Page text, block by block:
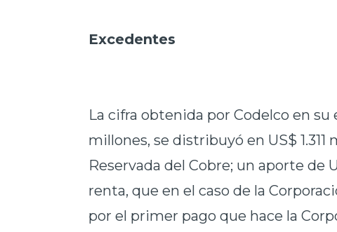
Excedentes
La cifra obtenida por Codelco en su
millones, se distribuyó en US$
Reservada del Cobre; un aporte de
renta, que en el caso de la
por el primer pago que hace la